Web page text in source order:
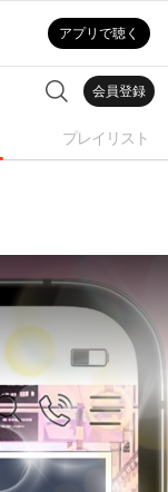
アプリで聴く
会員登録
プレイリスト